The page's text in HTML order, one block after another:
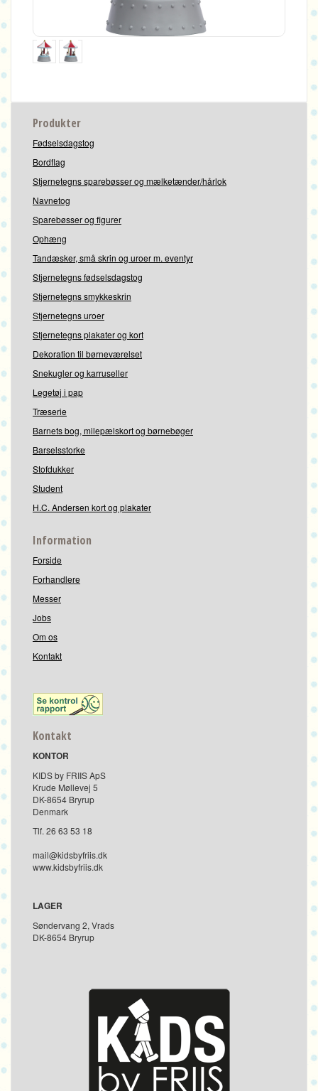
Produkter
Fødselsdagstog
Bordflag
Stjernetegns sparebøsser og mælketænder/hårlok
Navnetog
Sparebøsser og figurer
Ophæng
Tandæsker, små skrin og uroer m. eventyr
Stjernetegns fødselsdagstog
Stjernetegns smykkeskrin
Stjernetegns uroer
Stjernetegns plakater og kort
Dekoration til børneværelset
Snekugler og karruseller
Legetøj i pap
Træserie
Barnets bog, milepælskort og børnebøger
Barselsstorke
Stofdukker
Student
H.C. Andersen kort og plakater
Information
Forside
Forhandlere
Messer
Jobs
Om os
Kontakt
Kontakt
KONTOR
KIDS by FRIIS ApS
Krude Møllevej 5
DK-8654 Bryrup
Denmark
Tlf. 26 63 53 18
mail@kidsbyfriis.dk
www.kidsbyfriis.dk
LAGER
Søndervang 2, Vrads
DK-8654 Bryrup